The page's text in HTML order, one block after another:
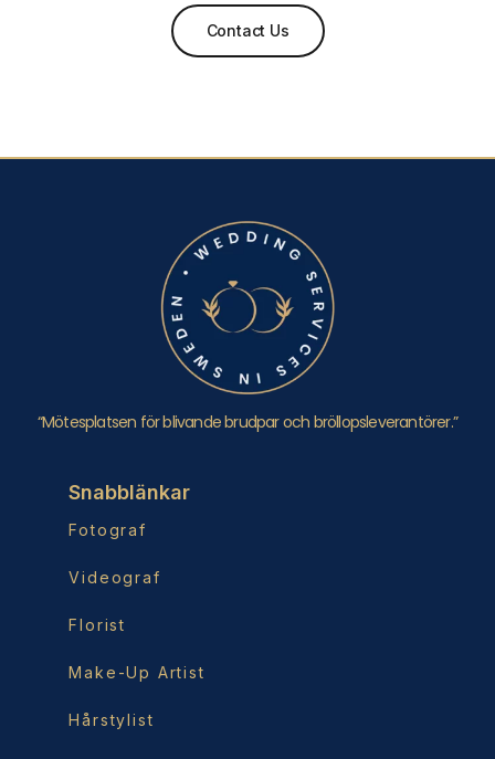
Contact Us
“Mötesplatsen för blivande brudpar och bröllopsleverantörer.”
Snabblänkar
Fotograf
Videograf
Florist
Make-Up Artist
Hårstylist